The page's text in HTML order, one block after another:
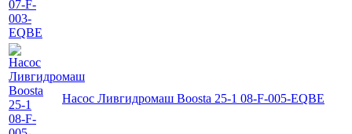
Насос Ливгидромаш Boosta 25-1 08-F-005-EQBE